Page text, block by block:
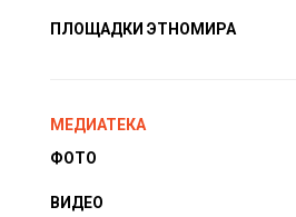
ПЛОЩАДКИ ЭТНОМИРА
МЕДИАТЕКА
ФОТО
ВИДЕО